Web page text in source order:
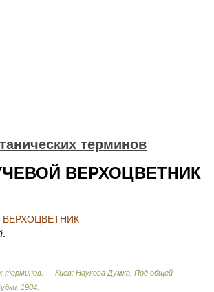
терминов
ВЕРХОЦВЕТНИК
терминов. — Киев: Наукова Думка Под общей
1984